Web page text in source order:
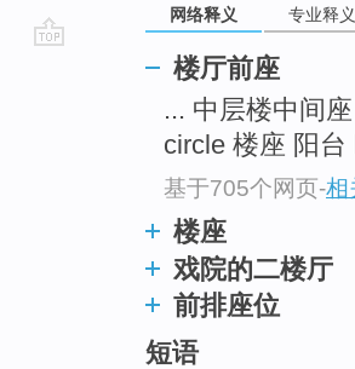
网络释义 专业释义
楼厅前座
... 中层楼中间
circle 楼座 阳台
基于705个网页-相
楼座
戏院的二楼厅
前排座位
短语